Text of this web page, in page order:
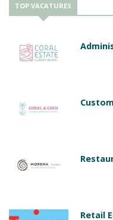
TOP VACATURES
Retail